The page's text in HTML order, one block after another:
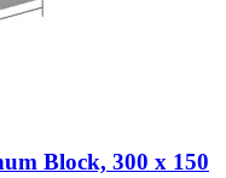
Block, 300 x 150